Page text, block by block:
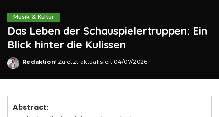
Musik & Kultur
Das Leben der Schauspielertruppen: Ein
Blick hinter die Kulissen
Posted
Redaktion Zuletzt aktualisiert 04/07/2026
Abstract: